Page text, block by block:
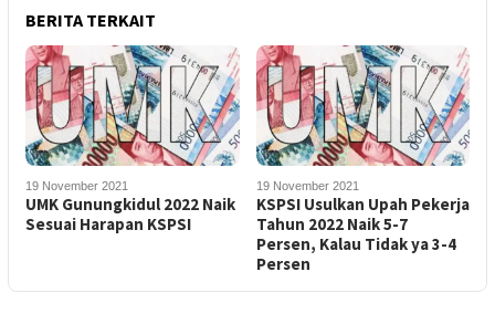
BERITA TERKAIT
19 November 2021
UMK Gunungkidul 2022 Naik
Sesuai Harapan KSPSI
19 November 2021
KSPSI Usulkan Upah Pekerja
Tahun 2022 Naik 5-7
Persen, Kalau Tidak ya 3-4
Persen